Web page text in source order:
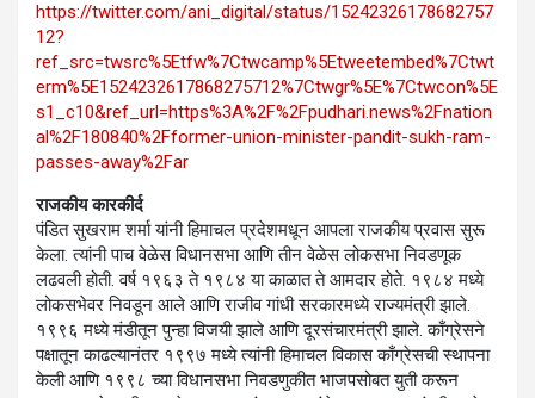
https://twitter.com/ani_digital/status/15242326178682757
12?
ref_src=twsrc%5Etfw%7Ctwcamp%5Etweetembed%7Ctwt
erm%5E1524232617868275712%7Ctwgr%5E%7Ctwcon%5E
s1_c10&ref_url=https%3A%2F%2Fpudhari.news%2Fnation
al%2F180840%2Fformer-union-minister-pandit-sukh-ram-
passes-away%2Far
राजकीय कारकीर्द
पंडित सुखराम शर्मा यांनी हिमाचल प्रदेशमधून आपला राजकीय प्रवास सुरू
केला. त्यांनी पाच वेळेस विधानसभा आणि तीन वेळेस लोकसभा निवडणूक
लढवली होती. वर्ष १९६३ ते १९८४ या काळात ते आमदार होते. १९८४ मध्ये
लोकसभेवर निवडून आले आणि राजीव गांधी सरकारमध्ये राज्यमंत्री झाले.
१९९६ मध्ये मंडीतून पुन्हा विजयी झाले आणि दूरसंचारमंत्री झाले. काँग्रेसने
पक्षातून काढल्यानंतर १९९७ मध्ये त्यांनी हिमाचल विकास काँग्रेसची स्थापना
केली आणि १९९८ च्या विधानसभा निवडणुकीत भाजपसोबत युती करून